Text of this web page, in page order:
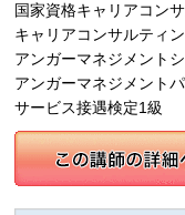
国家資格キャリアコン
キャリアコンサルティ
アンガーマネジメント
アンガーマネジメント
サービス接遇検定1級